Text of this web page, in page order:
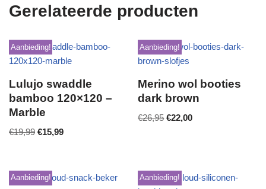
Gerelateerde producten
Aanbieding!
Lulujo swaddle
bamboo 120×120 –
Marble
€19,99 €15,99
Aanbieding!
Merino wol booties
dark brown
€26,95 €22,00
Aanbieding! Aanbieding!